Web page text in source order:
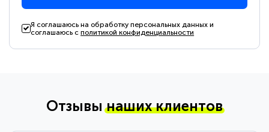
Я соглашаюсь на обработку персональных данных и
соглашаюсь сполитикой конфиденциальности
Отзывынаших клиентов